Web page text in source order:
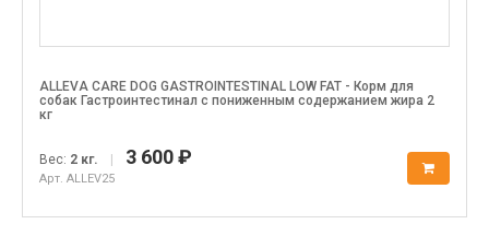
ALLEVA CARE DOG GASTROINTESTINAL LOW FAT - Корм для
собак Гастроинтестинал с пониженным содержанием жира 2
кг
Вес: 2 кг. 3 600 ₽
Арт. ALLEV25